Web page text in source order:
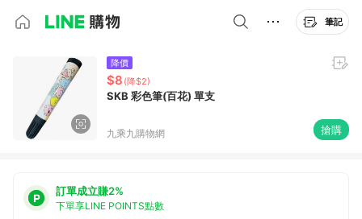
筆記
降價
$8 (降$2)
SKB 彩色筆(百花) 單支
九乘九購物網 搶購
訂單成立賺2%
下單享LINE POINTS點數